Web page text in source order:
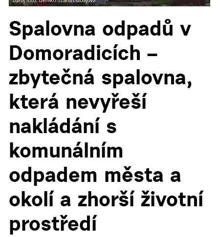
Spalovna odpadů v
Domoradicích –
zbytečná spalovna,
která nevyřeší
nakládání s
komunálním
odpadem města a
okolí a zhorší životní
prostředí